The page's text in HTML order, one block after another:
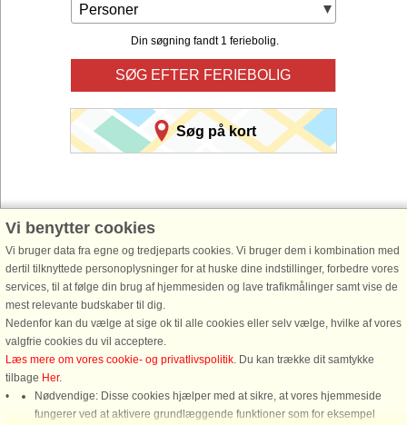
Personer
Din søgning fandt 1 feriebolig.
SØG EFTER FERIEBOLIG
Søg på kort
Du er her:Forside>Norge>Midt-Norge/Trøndelag >Sør-Trøndelag> Agdenes
Lej en hytte til din næste ferie. Vi garanterer udlejning i trygge og hjemlige
Benyt vores smarte søgefunktion nedenfor til at finde en ledig hytte i præcis det
område af Norge du ønsker. Du kan også filtrere din søgning og vælge om hytten
eksempelvis skal have havudsigt, pool, opvaskemaskine, internet osv.
Vi benytter cookies
Vi bruger data fra egne og tredjeparts cookies. Vi bruger dem i kombination med
dertil tilknyttede personoplysninger for at huske dine indstillinger, forbedre vores
services, til at følge din brug af hjemmesiden og lave trafikmålinger samt vise de
mest relevante budskaber til dig.
Nedenfor kan du vælge at sige ok til alle cookies eller selv vælge, hvilke af vores
valgfrie cookies du vil acceptere.
Læs mere om vores cookie- og privatlivspolitik. Du kan trække dit samtykke
tilbage Her.
Nødvendige: Disse cookies hjælper med at sikre, at vores hjemmeside
fungerer ved at aktivere grundlæggende funktioner som for eksempel